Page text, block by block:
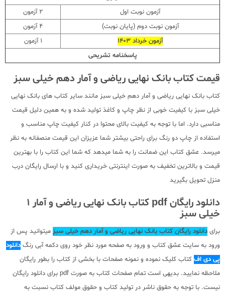
آزمون نوبت اول
2 آزمون
آزمون نوبت دوم (پایان نوبت)
4 آزمون
آزمون خرداد 1403
1 آزمون
پاسخنامه تشریحی
قیمت کتاب بانک نهایی ریاضی و آمار دهم خیلی سبز
کتاب بانک نهایی ریاضی و آمار دهم خیلی سبز مانند سایر کتاب های بانک نهایی
خیلی سبز با کیفیت خوبی از نظر چاپ و کاغذ تولید شده و به همین دلیل قیمت
مناسبی دارد. اما با توجه به کیفیت بالای محتوا در کنار کیفیت چاپ مناسب و
استفاده از چاپ دو رنگ برای راحتی بیشتر شما عزیزان این قیمت منصفانه به نظر
میرسد. عشق کتاب این ضمانت را به شما میدهد که شما این کتاب را با بهترین
قیمت و بالاترین تخفیف به صورت اینترنتی خریداری کنید و با ارسال رایگان درب
منزل تحویل بگیرید
دانلود رایگان pdf کتاب بانک نهایی ریاضی و آمار 1
خیلی سبز
برای دانلود رایگان کتاب بانک نهایی ریاضی و آمار دهم خیلی سبز میتوانید پس از
ورود به سایت عشق کتاب و ورود به صفحه مورد نظر خود روی دکمه آبی رنگ دانلود
پی دی اف کتاب کلیک نموده و نمونه صفحات با بخشی از کتاب را بطور رایگان
ملاحظه نمایید. بدیهی است تمام صفحات کتاب به صورت pdf برای دانلود رایگان
نیست. با توجه به حقوق ناشر در تولید کتاب و حقوق مولف کتاب نسبت به